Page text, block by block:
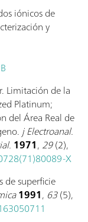
iónicos de
y
Limitación de la
Platinum;
del Área Real de
j Electroanal.
1971, 29(2),
X
de superficie
1991, 63(5),